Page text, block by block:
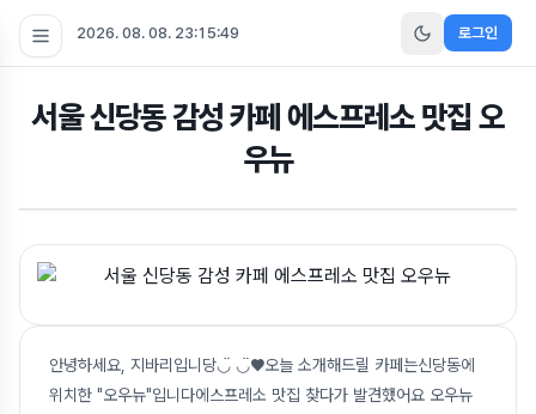
2026. 08. 08. 23:15:50 로그인
서울 신당동 감성 카페 에스프레소 맛집 오
우뉴
안녕하세요, 지바리입니당◡̈ ◡̈♥오늘 소개해드릴 카페는신당동에
위치한 "오우뉴"입니다에스프레소 맛집 찾다가 발견했어요 오우뉴